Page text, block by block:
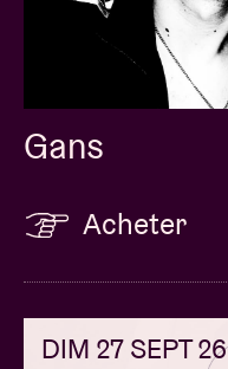
Gans
Acheter
DIM 27 SEPT 26